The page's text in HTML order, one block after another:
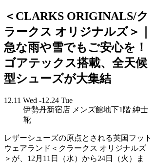
＜CLARKS ORIGINALS/ク
ラークス オリジナルズ＞｜
急な雨や雪でもご安心を！
ゴアテックス搭載、全天候
型シューズが大集結
12.11 Wed -12.24 Tue
伊勢丹新宿店 メンズ館地下1階 紳士
靴
レザーシューズの原点とされる英国フット
ウェアランド＜クラークス オリジナルズ
＞が、12月11日（水）から24日（火）ま